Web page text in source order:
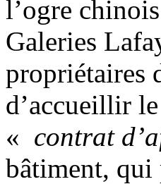
l’ogre
Galeries
propriétaires
d’accueillir
« contrat
bâtiment, qui